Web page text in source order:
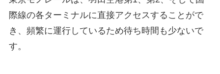
際線の各ターミナルに直接アクセスすることがで
き、頻繁に運行しているため待ち時間も少ないで
す。